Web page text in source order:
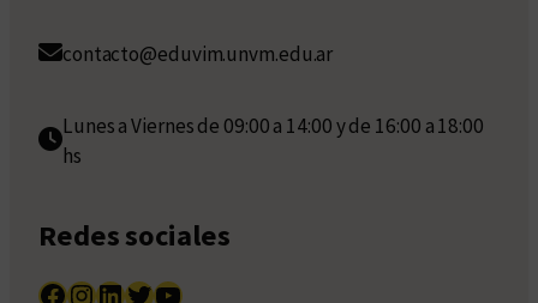
contacto@eduvim.unvm.edu.ar
Lunes a Viernes de 09:00 a 14:00 y de 16:00 a 18:00
hs
Redes sociales
Facebook InstagramLinkedIn Twitter YouTube